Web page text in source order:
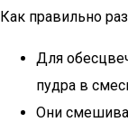
Как правильно
Для
пудра в
Они